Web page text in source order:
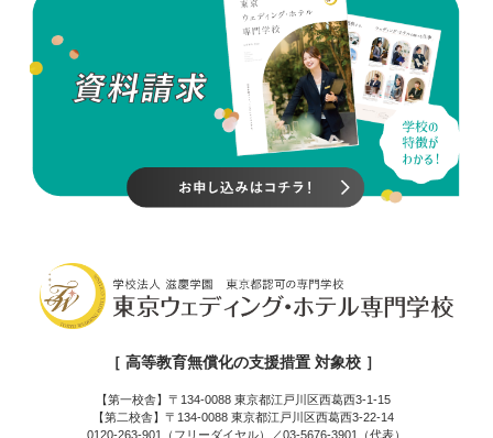
［ 高等教育無償化の支援措置 対象校 ］
【第一校舎】〒134-0088 東京都江戸川区西葛西3-1-15
【第二校舎】〒134-0088 東京都江戸川区西葛西3-22-14
0120-263-901（フリーダイヤル）／03-5676-3901（代表）